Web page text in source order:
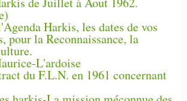
Harkis, les dates de vos
pour la Reconnaissance, la
L'ardoise
du F.L.N. en 1961 concernant